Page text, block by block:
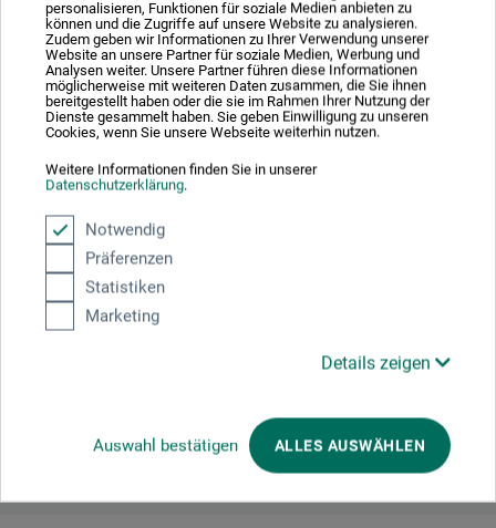
personalisieren, Funktionen für soziale Medien anbieten zu
können und die Zugriffe auf unsere Website zu analysieren.
Zudem geben wir Informationen zu Ihrer Verwendung unserer
Website an unsere Partner für soziale Medien, Werbung und
Analysen weiter. Unsere Partner führen diese Informationen
möglicherweise mit weiteren Daten zusammen, die Sie ihnen
bereitgestellt haben oder die sie im Rahmen Ihrer Nutzung der
Dienste gesammelt haben. Sie geben Einwilligung zu unseren
Cookies, wenn Sie unsere Webseite weiterhin nutzen.
Weitere Informationen finden Sie in unserer
Datenschutzerklärung.
Notwendig
Präferenzen
Statistiken
Marketing
Details zeigen
Auswahl bestätigen ALLES AUSWÄHLEN
av hårt trä samt en stålborste. Lämplig för väldigt många
olika användningsområden som detaljarbeten av olika
slag samt skärning och efterbearbetning. God kvalitet till
ett mycket gott förhållande mellan pris och kvalitet.
Tillverkarens kontakt
Här hittar du tillverkarens kontaktuppgifter för den här
boesner GmbH distribution + logistics
info.dl@boesner.com